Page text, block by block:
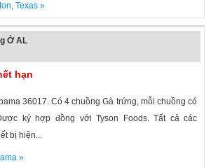
, Texas»
Ở AL
hạn
36017. Có 4 chuồng Gà trứng, mỗi chuồng có
ký hợp đồng với Tyson Foods. Tất cả các
bị hiện...
»